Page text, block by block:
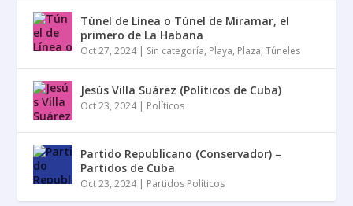
Túnel de Línea o Túnel de Miramar, el
primero de La Habana
Oct 27, 2024| Sin categoría, Playa, Plaza,Túneles
Jesús Villa Suárez (Políticos de Cuba)
Oct 23, 2024| Políticos
Partido Republicano (Conservador) –
Partidos de Cuba
Oct 23, 2024| Partidos Políticos